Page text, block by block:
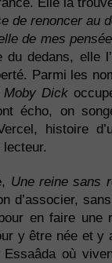
Elle la
de renoncer au
de mes
du dedans, elle
Parmi les
Dick
écho, on
histoire
Une reine sans
d’associer,
en faire
y être née et
où